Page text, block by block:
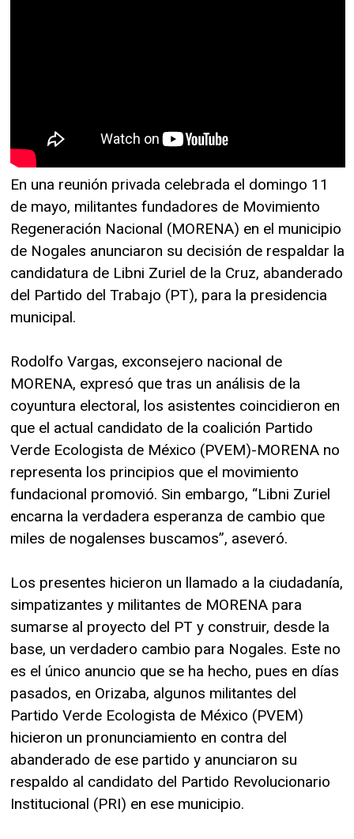
En una reunión privada celebrada el domingo 11
de mayo, militantes fundadores de Movimiento
Regeneración Nacional (MORENA) en el municipio
de Nogales anunciaron su decisión de respaldar la
candidatura de Libni Zuriel de la Cruz, abanderado
del Partido del Trabajo (PT), para la presidencia
municipal.
Rodolfo Vargas, exconsejero nacional de
MORENA, expresó que tras un análisis de la
coyuntura electoral, los asistentes coincidieron en
que el actual candidato de la coalición Partido
Verde Ecologista de México (PVEM)-MORENA no
representa los principios que el movimiento
fundacional promovió. Sin embargo, “Libni Zuriel
encarna la verdadera esperanza de cambio que
miles de nogalenses buscamos”, aseveró.
Los presentes hicieron un llamado a la ciudadanía,
simpatizantes y militantes de MORENA para
sumarse al proyecto del PT y construir, desde la
base, un verdadero cambio para Nogales. Este no
es el único anuncio que se ha hecho, pues en días
pasados, en Orizaba, algunos militantes del
Partido Verde Ecologista de México (PVEM)
hicieron un pronunciamiento en contra del
abanderado de ese partido y anunciaron su
respaldo al candidato del Partido Revolucionario
Institucional (PRI) en ese municipio.